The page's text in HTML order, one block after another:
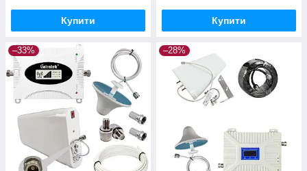
Купити Купити
–33% –28%